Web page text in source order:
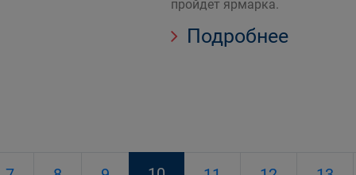
пройдет ярмарка.
Подробнее